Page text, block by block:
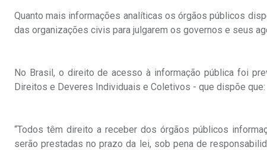
Quanto mais informações analíticas os órgãos públicos
das organizações civis para julgarem os governos e seus
No Brasil, o direito de acesso à informação pública foi
Direitos e Deveres Individuais e Coletivos - que dispõe que:
“Todos têm direito a receber dos órgãos públicos
serão prestadas no prazo da lei, sob pena de